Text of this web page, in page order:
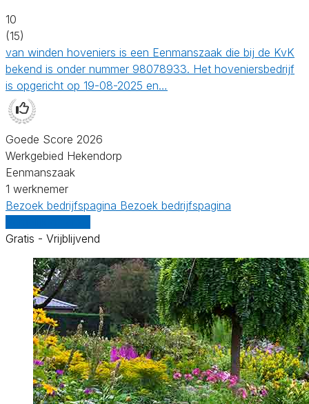
10
(15)
van winden hoveniers is een Eenmanszaak die bij de KvK
bekend is onder nummer 98078933. Het hoveniersbedrijf
is opgericht op 19-08-2025 en…
Goede Score 2026
Werkgebied Hekendorp
Eenmanszaak
1 werknemer
Bezoek bedrijfspagina Bezoek bedrijfspagina
Gratis - Vrijblijvend